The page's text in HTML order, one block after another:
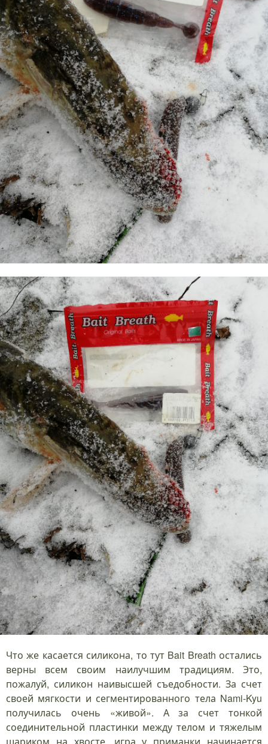
Что же касается силикона, то тут Bait Breath остались
верны всем своим наилучшим традициям. Это,
пожалуй, силикон наивысшей съедобности. За счет
своей мягкости и сегментированного тела Nami-Kyu
получилась очень «живой». А за счет тонкой
соединительной пластинки между телом и тяжелым